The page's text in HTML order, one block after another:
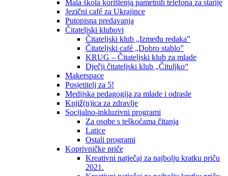
Mala škola korištenja pametnih telefona za starije
Jezični café za Ukrajince
Putopisna predavanja
Čitateljski klubovi
Čitateljski klub „Između redaka”
Čitateljski café „Dobro stablo”
KRUG – Čitateljski klub za mlade
Dječji čitateljski klub „Čituljko“
Makerspace
Posjetitelj za 5!
Medijska pedagogija za mlade i odrasle
Knjiž(n)ica za zdravlje
Socijalno-inkluzivni programi
Za osobe s teškoćama čitanja
Latice
Ostali programi
Koprivničke priče
Kreativni natječaj za najbolju kratku priču
2021.